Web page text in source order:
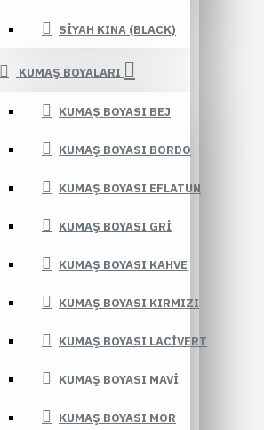
SIYAH KINA (BLACK)
KUMAŞ BOYALARI
KUMAŞ BOYASI BEJ
KUMAŞ BOYASI BORDO
KUMAŞ BOYASI EFLATUN
KUMAŞ BOYASI GRI
KUMAŞ BOYASI KAHVE
KUMAŞ BOYASI KIRMIZI
KUMAŞ BOYASI LACIVERT
KUMAŞ BOYASI MAVI
KUMAŞ BOYASI MOR